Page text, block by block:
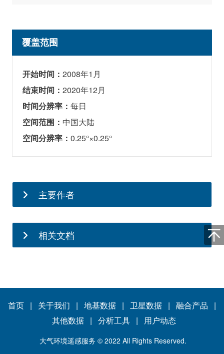
覆盖范围
开始时间：2008年1月
结束时间：2020年12月
时间分辨率：每日
空间范围： 中国大陆
空间分辨率：0.25°×0.25°
主要作者
秦凯
职务：教授
研究领域：气溶胶与氮氧化物遥感、
甲烷排放等
相关文档
首页| 关于我们 | 地基数据| 卫星数据| 融合产品 |
其他数据 | 分析工具| 用户动态
大气环境遥感服务 © 2022 All Rights Reserved.